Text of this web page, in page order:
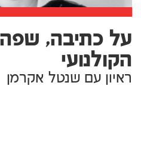
על כתיבה, שפה
הקולנועי
ראיון עם שנטל אקרמן